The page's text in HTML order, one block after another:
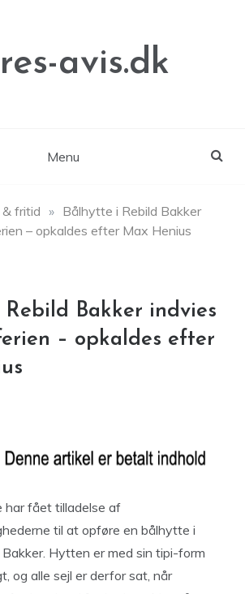
avis.dk
Menu
& fritid » Bålhytte i Rebild Bakker
– opkaldes efter Max Henius
Bakker indvies
– opkaldes efter
har fået tilladelse af
til at opføre en bålhytte i
Hytten er med sin tipi-form
og alle sejl er derfor sat, når